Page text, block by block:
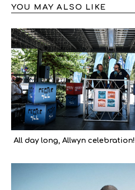
YOU MAY ALSO LIKE
All day long, Allwyn celebration!